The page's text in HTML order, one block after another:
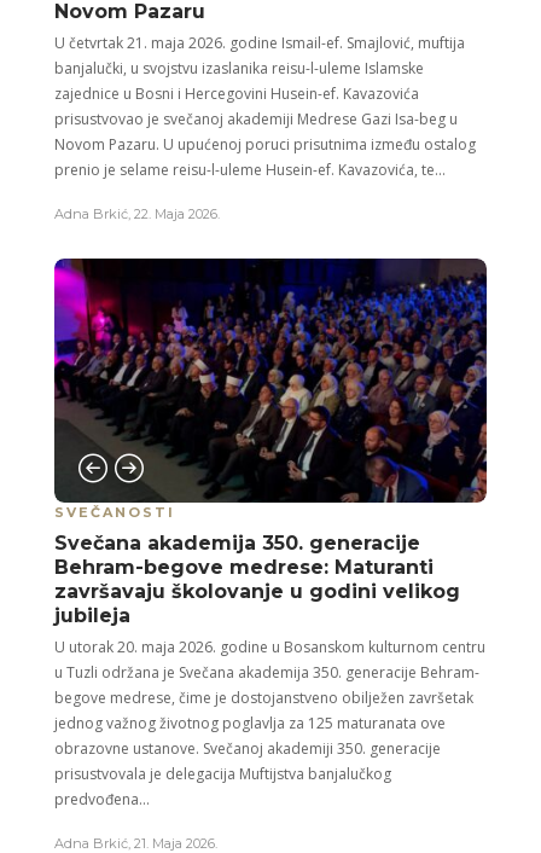
Novom Pazaru
U četvrtak 21. maja 2026. godine Ismail-ef. Smajlović, muftija
banjalučki, u svojstvu izaslanika reisu-l-uleme Islamske
zajednice u Bosni i Hercegovini Husein-ef. Kavazovića
prisustvovao je svečanoj akademiji Medrese Gazi Isa-beg u
Novom Pazaru. U upućenoj poruci prisutnima između ostalog
prenio je selame reisu-l-uleme Husein-ef. Kavazovića, te...
Adna Brkić, 22. Maja 2026.
SVEČANOSTI
Svečana akademija 350. generacije
Behram-begove medrese: Maturanti
završavaju školovanje u godini velikog
jubileja
U utorak 20. maja 2026. godine u Bosanskom kulturnom centru
u Tuzli održana je Svečana akademija 350. generacije Behram-
begove medrese, čime je dostojanstveno obilježen završetak
jednog važnog životnog poglavlja za 125 maturanata ove
obrazovne ustanove. Svečanoj akademiji 350. generacije
prisustvovala je delegacija Muftijstva banjalučkog
predvođena...
Adna Brkić, 21. Maja 2026.